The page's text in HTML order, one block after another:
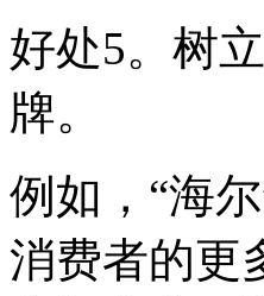
好处5。树
牌。
例如，“海
消费者的更